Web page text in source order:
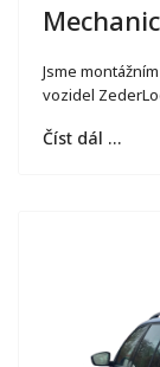
Jsme
vozidel
Číst dál …